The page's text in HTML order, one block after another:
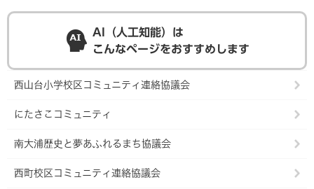
AI（人工知能）は
こんなページをおすすめします
西山台小学校区コミュニティ連絡協議会
にたさこコミュニティ
南大浦歴史と夢あふれるまち協議会
西町校区コミュニティ連絡協議会